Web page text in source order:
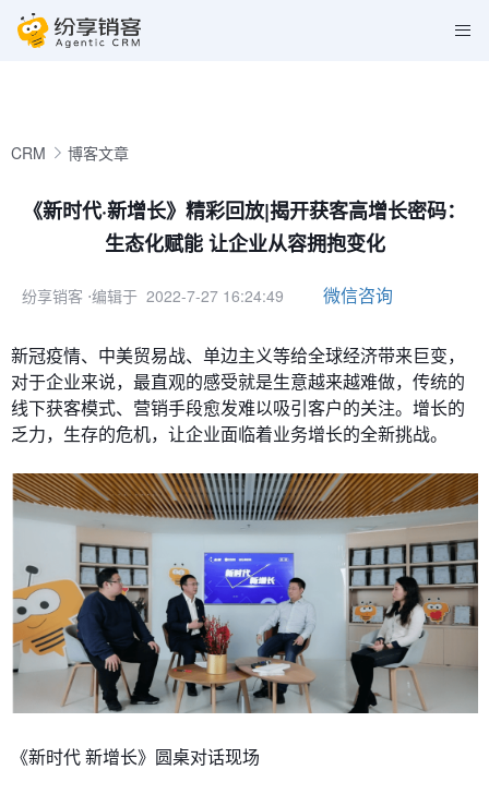
CRM 博客文章
《新时代·新增长》精彩回放|揭开获客高增长密码：
生态化赋能 让企业从容拥抱变化
纷享销客 ⋅编辑于 2022-7-27 16:24:49 微信咨询
新冠疫情、中美贸易战、单边主义等给全球经济带来巨变，
对于企业来说，最直观的感受就是生意越来越难做，传统的
线下获客模式、营销手段愈发难以吸引客户的关注。增长的
乏力，生存的危机，让企业面临着业务增长的全新挑战。
《新时代 新增长》圆桌对话现场